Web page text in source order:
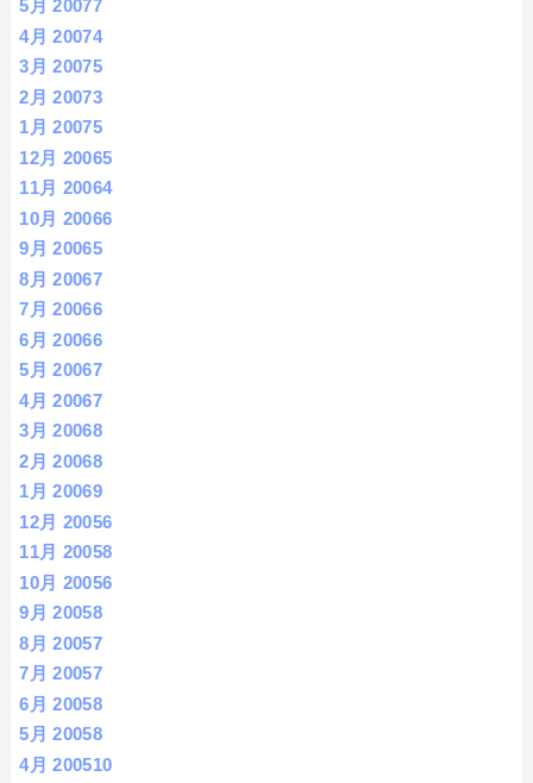
5月 20077
4月 20074
3月 20075
2月 20073
1月 20075
12月 20065
11月 20064
10月 20066
9月 20065
8月 20067
7月 20066
6月 20066
5月 20067
4月 20067
3月 20068
2月 20068
1月 20069
12月 20056
11月 20058
10月 20056
9月 20058
8月 20057
7月 20057
6月 20058
5月 20058
4月 200510